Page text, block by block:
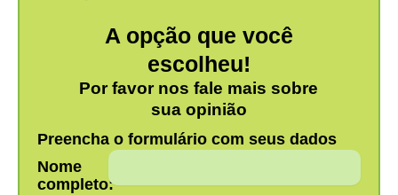
A opção que você
escolheu!
Por favor nos fale mais sobre
sua opinião
Preencha o formulário com seus dados
Nome
completo: